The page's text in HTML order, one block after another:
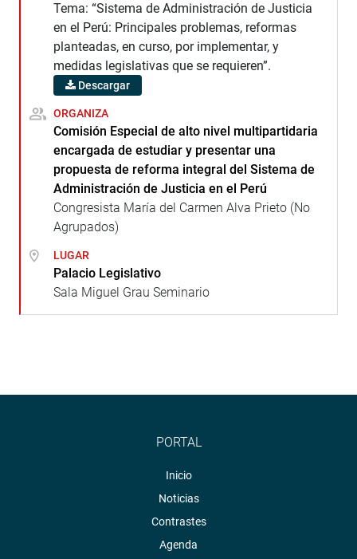
Tema: “Sistema de Administración de Justicia
en el Perú: Principales problemas, reformas
planteadas, en curso, por implementar, y
medidas legislativas que se requieren”.
Descargar
ORGANIZA
Comisión Especial de alto nivel multipartidaria
encargada de estudiar y presentar una
propuesta de reforma integral del Sistema de
Administración de Justicia en el Perú
Congresista María del Carmen Alva Prieto (No
Agrupados)
LUGAR
Palacio Legislativo
Sala Miguel Grau Seminario
PORTAL
Inicio
Noticias
Contrastes
Agenda